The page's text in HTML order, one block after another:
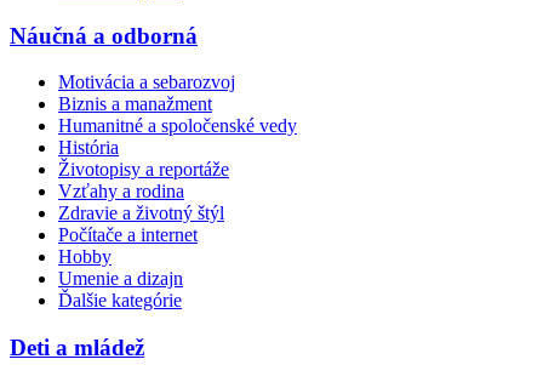
Náučná a odborná
Motivácia a sebarozvoj
Biznis a manažment
Humanitné a spoločenské vedy
História
Životopisy a reportáže
Vzťahy a rodina
Zdravie a životný štýl
Počítače a internet
Hobby
Umenie a dizajn
Ďalšie kategórie
Deti a mládež